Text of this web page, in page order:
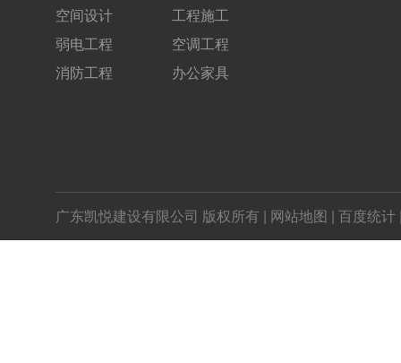
空间设计
工程施工
弱电工程
空调工程
消防工程
办公家具
广东凯悦建设有限公司 版权所有 | 网站地图 |百度统计